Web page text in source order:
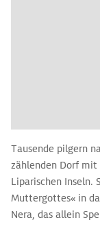
Tausende pilgern
zählenden Dorf mit
Liparischen Inseln.
Muttergottes« in
Nera, das allein